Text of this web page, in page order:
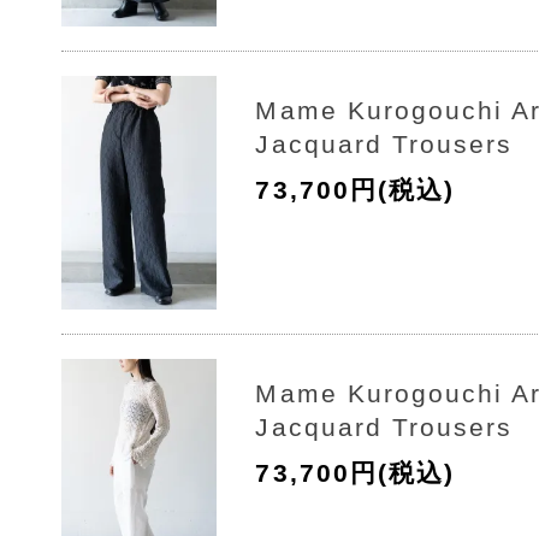
Mame Kurogouchi
Jacquard Trousers
73,700円(税込)
Mame Kurogouchi
Jacquard Trousers
73,700円(税込)